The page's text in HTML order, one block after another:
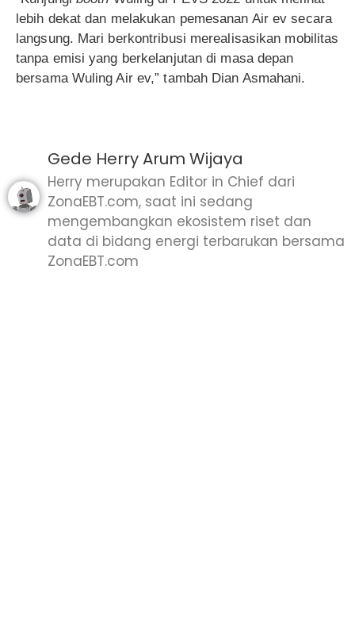
lebih dekat dan melakukan pemesanan Air ev secara
langsung. Mari berkontribusi merealisasikan mobilitas
tanpa emisi yang berkelanjutan di masa depan
bersama Wuling Air ev,” tambah Dian Asmahani.
Gede Herry Arum Wijaya
Herry merupakan Editor in Chief dari
ZonaEBT.com, saat ini sedang
mengembangkan ekosistem riset dan
data di bidang energi terbarukan bersama
ZonaEBT.com